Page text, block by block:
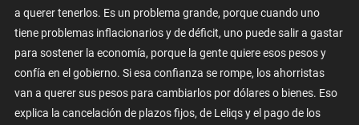
a querer tenerlos. Es un problema grande, porque cuando uno
tiene problemas inflacionarios y de déficit, uno puede salir a gastar
para sostener la economía, porque la gente quiere esos pesos y
confía en el gobierno. Si esa confianza se rompe, los ahorristas
van a querer sus pesos para cambiarlos por dólares o bienes. Eso
explica la cancelación de plazos fijos, de Leliqs y el pago de los